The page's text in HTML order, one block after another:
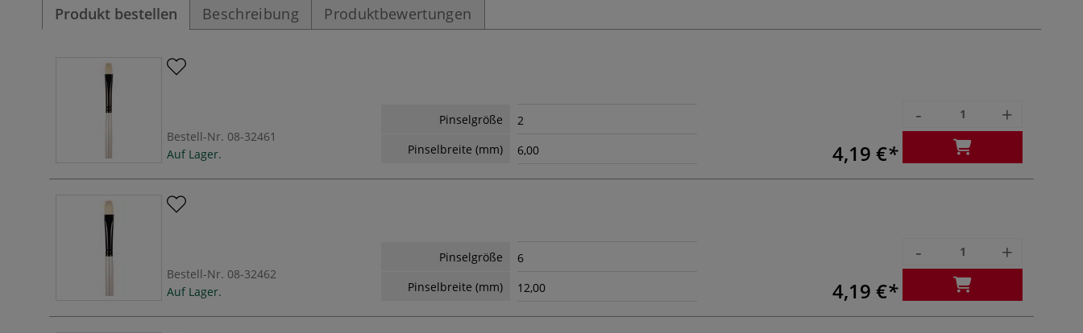
Produkt bestellen Beschreibung Produktbewertungen
Bestell-Nr. 08-32461
Auf Lager.
Pinselgröße
2
Pinselbreite (mm)
6,00 4,19 €
- +
Bestell-Nr. 08-32462
Auf Lager.
Pinselgröße
6
Pinselbreite (mm)
12,00 4,19 €
- +